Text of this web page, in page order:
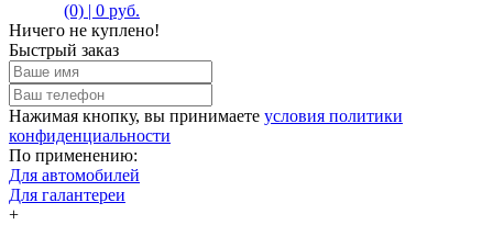
(0) | 0 руб.
Ничего не куплено!
Быстрый заказ
Нажимая кнопку, вы принимаете условия политики
конфиденциальности
По применению:
Для автомобилей
Для галантереи
+